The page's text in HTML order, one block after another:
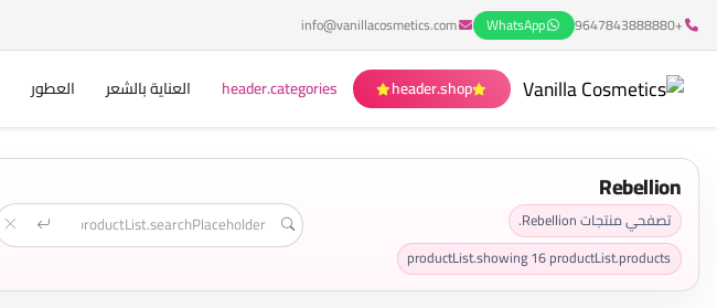
+9647843888880
WhatsApp
info@vanillacosmetics.com
header.shop
header.categories العناية بالشعر العطور
Rebellion
تصفحي منتجات Rebellion.
productList.showing16productList.products